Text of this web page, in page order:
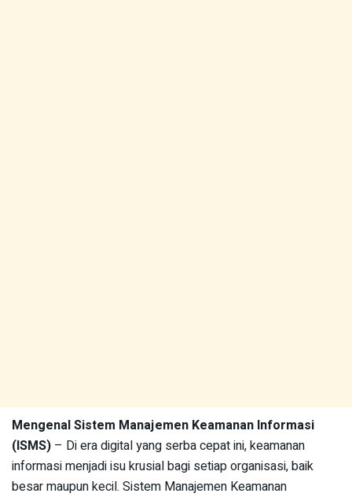
Mengenal Sistem Manajemen Keamanan Informasi
(ISMS) – Di era digital yang serba cepat ini, keamanan
informasi menjadi isu krusial bagi setiap organisasi, baik
besar maupun kecil. Sistem Manajemen Keamanan